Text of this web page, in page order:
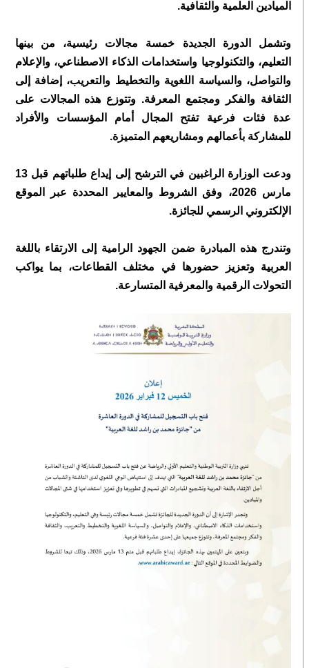
الميادين العلمية والثقافية.
وتشمل الدورة الجديدة خمسة مجالات رئيسية، من بينها
التعليم، والتكنولوجيا واستخدامات الذكاء الاصطناعي، والإعلام
والتواصل، والسياسة اللغوية والتخطيط والتعريب، إضافة إلى
الثقافة والفكر ومجتمع المعرفة. وتتوزع هذه المجالات على
عدة فئات فرعية تفتح المجال أمام المؤسسات والأفراد
للمشاركة بأعمالهم ومشاريعهم المتميزة.
ودعت الوزارة الراغبين في الترشح إلى إيداع طلباتهم قبل 13
مارس 2026، وفق الشروط والمعايير المحددة عبر الموقع
الإلكتروني الرسمي للجائزة.
وتندرج هذه المبادرة ضمن الجهود الرامية إلى الارتقاء باللغة
العربية وتعزيز حضورها في مختلف القطاعات، بما يواكب
التحولات الرقمية والمعرفية المتسارعة.